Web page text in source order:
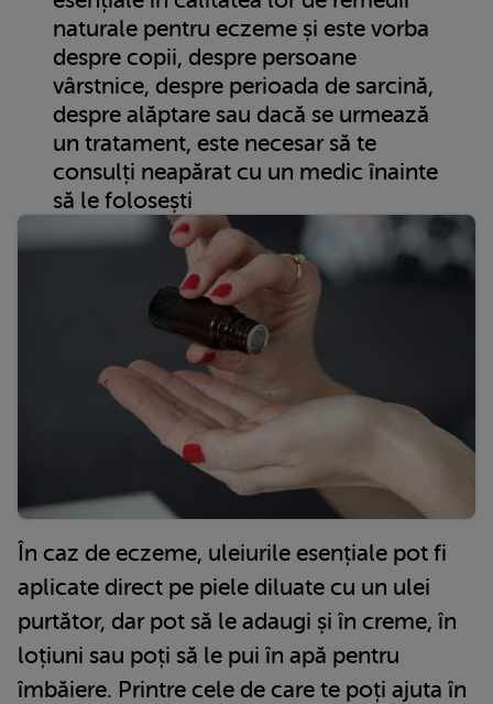
naturale pentru eczeme și este vorba
despre copii, despre persoane
vârstnice, despre perioada de sarcină,
despre alăptare sau dacă se urmează
un tratament, este necesar să te
consulți neapărat cu un medic înainte
să le folosești
În caz de eczeme, uleiurile esențiale pot fi
aplicate direct pe piele diluate cu un ulei
purtător, dar pot să le adaugi și în creme, în
loțiuni sau poți să le pui în apă pentru
îmbăiere. Printre cele de care te poți ajuta în